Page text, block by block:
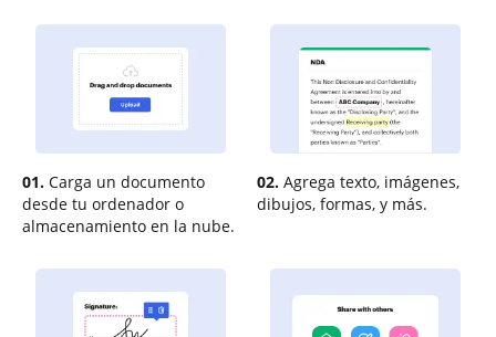
01. Carga un documento
desde tu ordenador o
almacenamiento en la nube.
02. Agrega texto, imágenes,
dibujos, formas, y más.